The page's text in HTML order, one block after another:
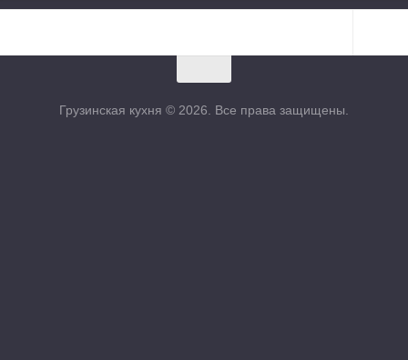
Грузинская кухня © 2026. Все права защищены.